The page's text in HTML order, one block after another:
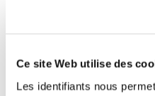
Ce site Web utilise des
Les identifiants nous
vouloir -